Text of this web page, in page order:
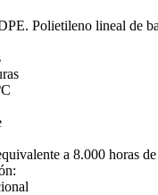
Polietileno lineal de
a 8.000 horas